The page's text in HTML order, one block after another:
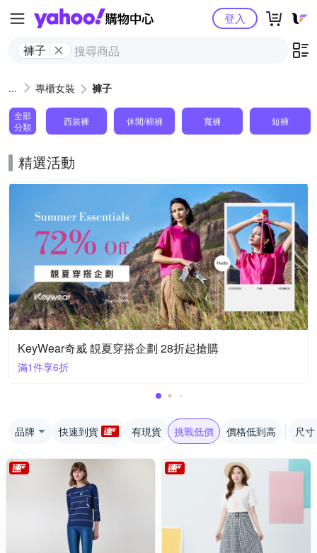
Yahoo購物中心
褲子
登入
專櫃女裝 褲子
全部
分類
西裝褲 休閒/棉褲 寬褲 短褲
精選活動
KeyWear奇威 靚夏穿搭企劃 28折起搶購
滿1件享6折
品牌 快速到貨 有現貨 挑戰低價 價格低到高 尺寸